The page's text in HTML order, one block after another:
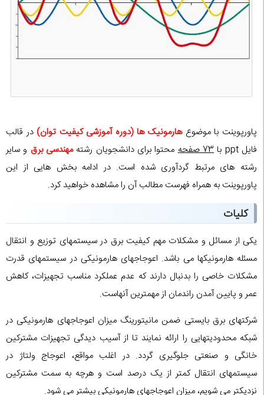
پاورپوینت با موضوع هارمونیک ها (دوره آموزشی کیفیت توان)در قالب
فایل ppt با
73 صفحه محتوا برای دانشجویان رشته مهندسی برقو سایر
رشته های مرتبط گردآوری شده است. در ادامه بخش هایی از این
پاورپوینت به همراه فهرست مطالب آن را مشاهده خواهید کرد.
کلیات
یکی از مسائل و مشکلات مهم کیفیت برق در سیستمهای توزیع و انتقال
مسئله هارمونیکها می باشد. اعوجاجهای هارمونیکی در سیستمهای قدرت
مشکلات خاصی را بدنبال دارند که عدم عملکرد مناسب تجهیزات، کاهش
عمر و پایین آمدن راندمان از مهمترین آنهاست.
شرکتهای برق بایستی ضمن مانیتورینگ میزان اعوجاجهای هارمونیکی در
شبکه محدودیتهایی را ارائه نمایند تا از آسیب دیدگی تجهیزات مشترکین
خانگی و صنعتی جلوگیری گردد. در اغلب مواقع، اعوجاج ولتاژ در
سیستمهای انتقال کمتر از یک درصد است و هرچه به سمت مشترکین
نزدیکتر می شویم، میزان اعوجاجهای هارمونیکی بیشتر می شود.